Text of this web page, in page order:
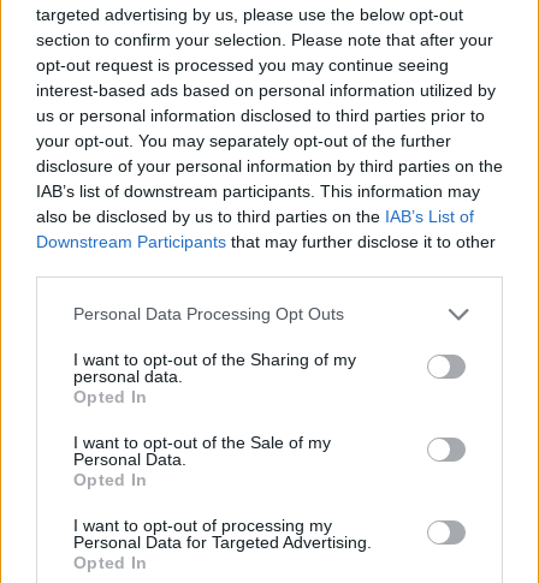
targeted advertising by us, please use the below opt-out
section to confirm your selection. Please note that after your
opt-out request is processed you may continue seeing
interest-based ads based on personal information utilized by
us or personal information disclosed to third parties prior to
your opt-out. You may separately opt-out of the further
disclosure of your personal information by third parties on the
IAB’s list of downstream participants. This information may
also be disclosed by us to third parties on the IAB’s List of
Downstream Participants that may further disclose it to other
Please note that this website/app uses one or more Google
not limited to your visit or usage behaviour. You may click to
grant or deny consent to Google and its third-party tags to
use your data for below specified purposes in below Google
consent section.
Personal Data Processing Opt Outs
I want to opt-out of the Sharing of my
personal data.
Opted In
I want to opt-out of the Sale of my
Personal Data.
Opted In
I want to opt-out of processing my
Personal Data for Targeted Advertising.
Opted In
Δείτε αυτή τη δημοσίευση στο Instagram.
Οι δυο τους μέσα και από αλλά στιγμιότυπα
φαίνεται να είναι ιδιαίτερα υποστηρικτικές η μια
προς την άλλη και να περνούν ξέγνοιαστες και